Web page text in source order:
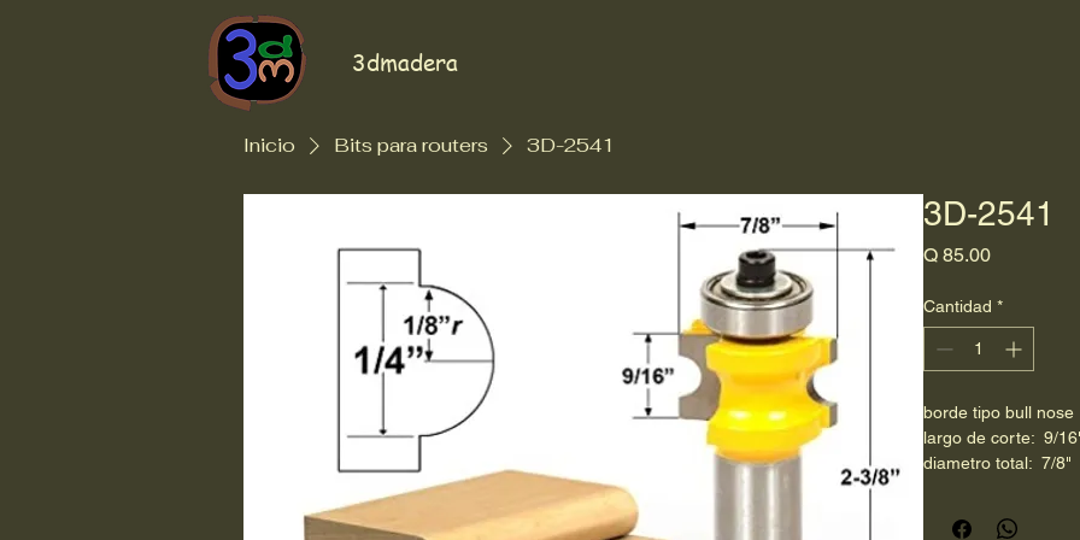
3dmadera
Inicio Bits para routers 3D-2541
3D-2541
Q 85.00Precio
Cantidad *
borde tipo bull nose
largo de corte:  9/
diametro total:  7/8"